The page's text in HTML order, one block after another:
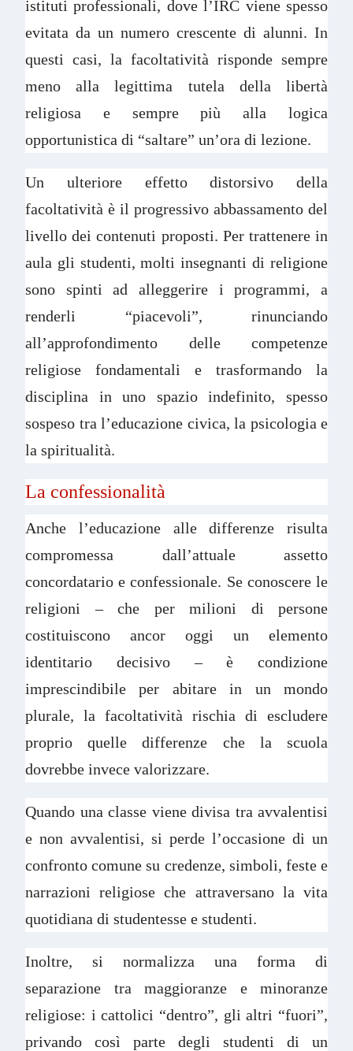
istituti professionali, dove l’IRC viene spesso
evitata da un numero crescente di alunni. In
questi casi, la facoltatività risponde sempre
meno alla legittima tutela della libertà
religiosa e sempre più alla logica
opportunistica di “saltare” un’ora di lezione.
Un ulteriore effetto distorsivo della
facoltatività è il progressivo abbassamento del
livello dei contenuti proposti. Per trattenere in
aula gli studenti, molti insegnanti di religione
sono spinti ad alleggerire i programmi, a
renderli “piacevoli”, rinunciando
all’approfondimento delle competenze
religiose fondamentali e trasformando la
disciplina in uno spazio indefinito, spesso
sospeso tra l’educazione civica, la psicologia e
la spiritualità.
La confessionalità
Anche l’educazione alle differenze risulta
compromessa dall’attuale assetto
concordatario e confessionale. Se conoscere le
religioni – che per milioni di persone
costituiscono ancor oggi un elemento
identitario decisivo – è condizione
imprescindibile per abitare in un mondo
plurale, la facoltatività rischia di escludere
proprio quelle differenze che la scuola
dovrebbe invece valorizzare.
Quando una classe viene divisa tra avvalentisi
e non avvalentisi, si perde l’occasione di un
confronto comune su credenze, simboli, feste e
narrazioni religiose che attraversano la vita
quotidiana di studentesse e studenti.
Inoltre, si normalizza una forma di
separazione tra maggioranze e minoranze
religiose: i cattolici “dentro”, gli altri “fuori”,
privando così parte degli studenti di un